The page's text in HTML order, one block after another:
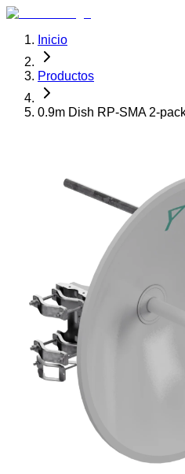
Inicio
Productos
0.9m Dish RP-SMA 2-